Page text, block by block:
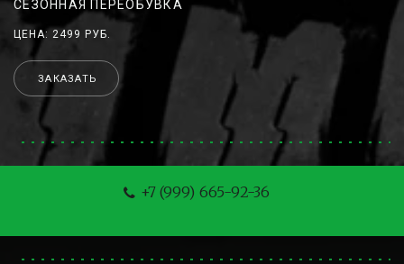
СЕЗОННАЯ ПЕРЕОБУВКА
ЦЕНА: 2499 РУБ.
ЗАКАЗАТЬ
+7 (999) 665-92-36